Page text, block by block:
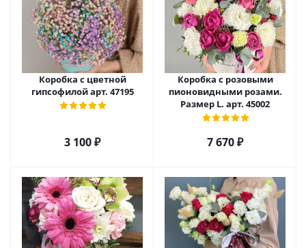
Коробка с цветной
гипсофилой арт. 47195
3 100₽
Коробка с розовыми
пионовидными розами.
Размер L. арт. 45002
7 670₽